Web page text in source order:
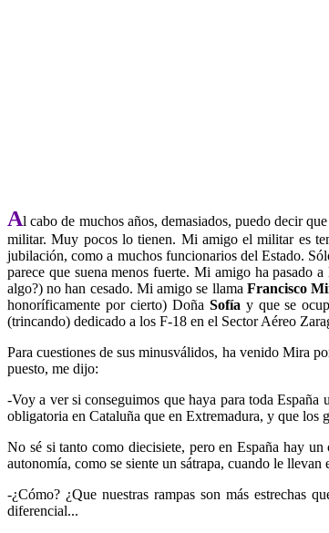
Al cabo de muchos años, demasiados, puedo decir
militar. Muy pocos lo tienen. Mi amigo el militar es
jubilación, como a muchos funcionarios del Estado.
parece que suena menos fuerte. Mi amigo ha pasado
algo?) no han cesado. Mi amigo se llama Francisco
honoríficamente por cierto) Doña Sofía y que se
(trincando) dedicado a los F-18 en el Sector Aéreo
Para cuestiones de sus minusválidos, ha venido Mira
puesto, me dijo:
-Voy a ver si conseguimos que haya para toda España
obligatoria en Cataluña que en Extremadura, y que los
No sé si tanto como diecisiete, pero en España hay
autonomía, como se siente un sátrapa, cuando le
-¿Cómo? ¿Que nuestras rampas son más estrechas
diferencial...